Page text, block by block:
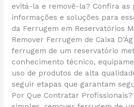
evitá-la e removê-la? Confira as
informações e soluções para
da Ferrugem em Reservatórios
Remover Ferrugem de Caixa
ferrugem de um reservatório
conhecimento técnico,
uso de produtos de alta
seguir etapas que garantam
Por Que Contratar